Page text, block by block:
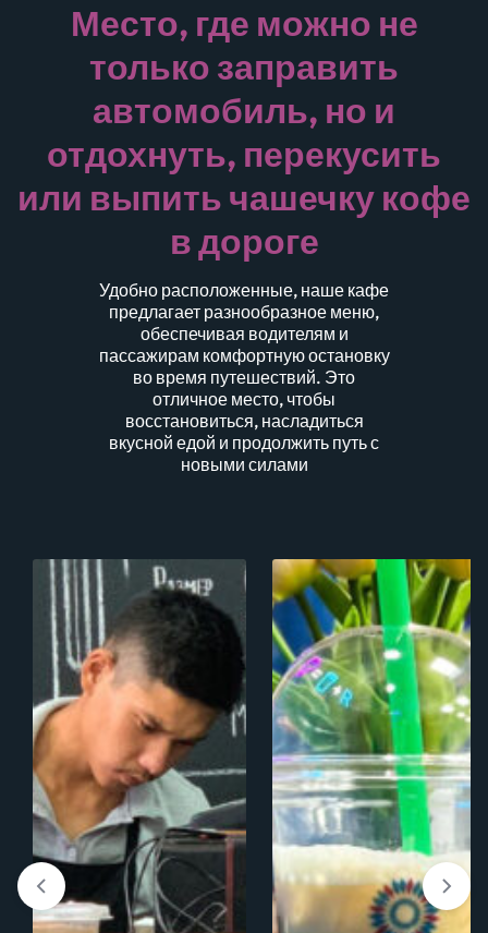
Место, где можно не
только заправить
автомобиль, но и
отдохнуть, перекусить
или выпить чашечку кофе
в дороге
Удобно расположенные, наше кафе
предлагает разнообразное меню,
обеспечивая водителям и
пассажирам комфортную остановку
во время путешествий. Это
отличное место, чтобы
восстановиться, насладиться
вкусной едой и продолжить путь с
новыми силами